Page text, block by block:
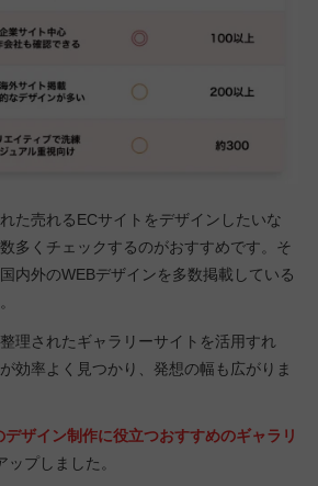
た売れるECサイトをデザインしたいな
多くチェックするのがおすすめです。そ
内外のWEBデザインを多数掲載している
。
理されたギャラリーサイトを活用すれ
効率よく見つかり、発想の幅も広がりま
デザイン制作に役立つおすすめのギャラリ
ップしました。